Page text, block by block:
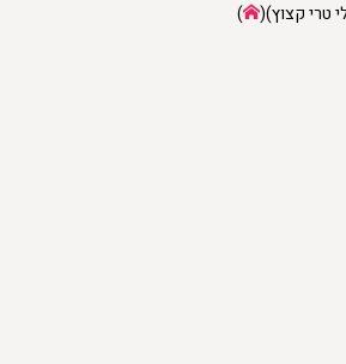
טרי קצוץ)(
)